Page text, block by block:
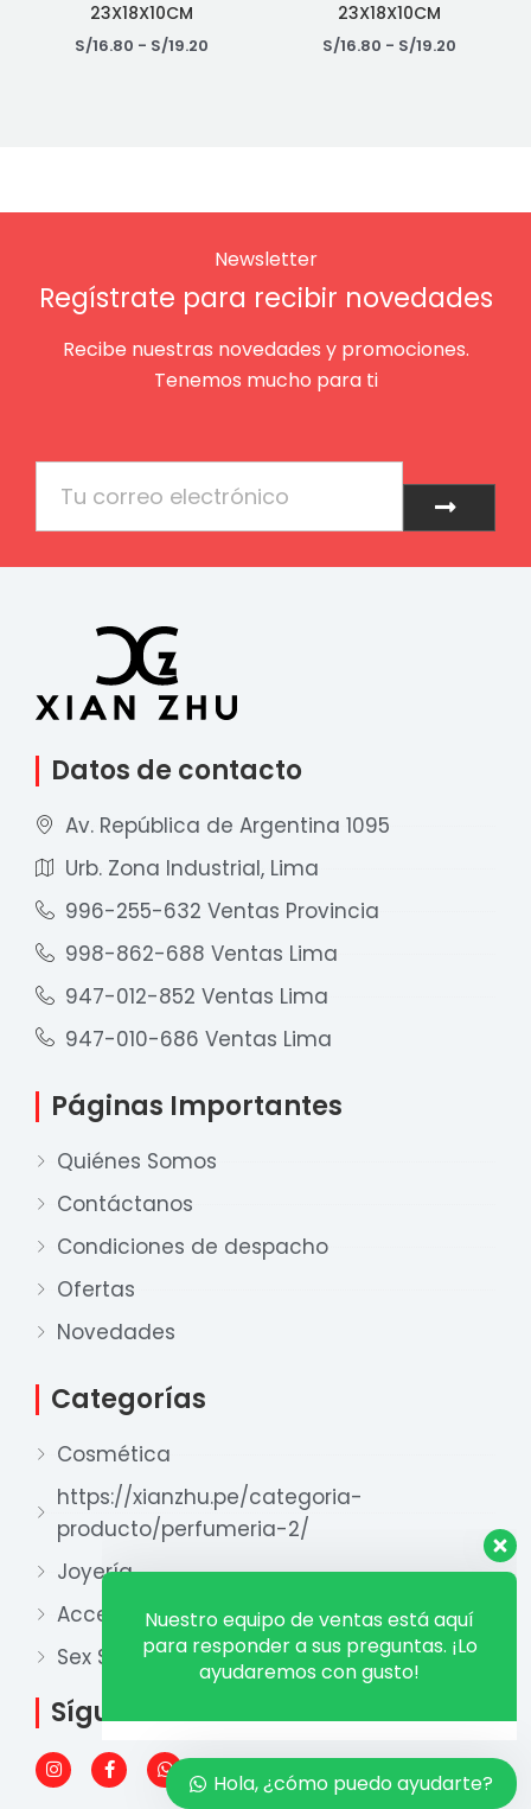
23X18X10CM
S/16.80 - S/19.20
23X18X10CM
S/16.80 - S/19.20
Newsletter
Regístrate para recibir novedades
Recibe nuestras novedades y promociones.
Tenemos mucho para ti
Enviar
Datos de contacto
Av. República de Argentina 1095
Urb. Zona Industrial, Lima
996-255-632 Ventas Provincia
998-862-688 Ventas Lima
947-012-852 Ventas Lima
947-010-686 Ventas Lima
Páginas Importantes
Quiénes Somos
Contáctanos
Condiciones de despacho
Ofertas
Novedades
Categorías
Cosmética
https://xianzhu.pe/categoria-
producto/perfumeria-2/
Joyería
Accesorios y otros
Sex Shop
Síguenos
I
n
s
F
a
c
W
h
a
para responder a sus preguntas. ¡Lo
Disponible
Ventas Lima 1
Ventas Lima 2
Xian Zhu
Hola, ¿cómo puedo ayudarte?